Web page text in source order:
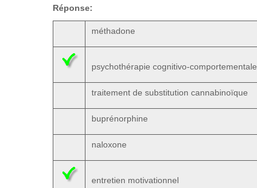
Réponse:
méthadone
psychothérapie cognitivo-comportementale
traitement de substitution cannabinoïque
buprénorphine
naloxone
entretien motivationnel